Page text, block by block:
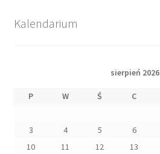
Kalendarium
sierpień 2026
P W Ś C
3
4 5 6
10
11 12 13